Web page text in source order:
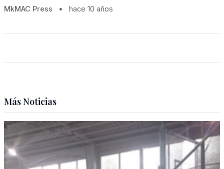
MkMAC Press • hace 10 años
Más Noticias